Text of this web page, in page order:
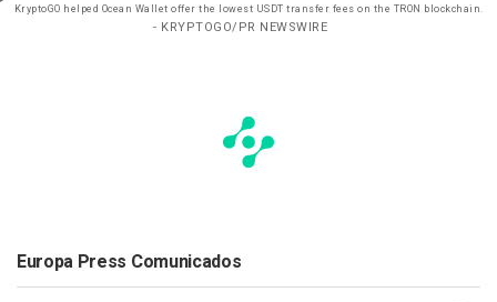
KryptoGO helped Ocean Wallet offer the lowest USDT transfer fees on the TRON blockchain.
- KRYPTOGO/PR NEWSWIRE
Europa Press Comunicados